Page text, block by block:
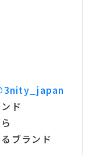
ド
ブランド